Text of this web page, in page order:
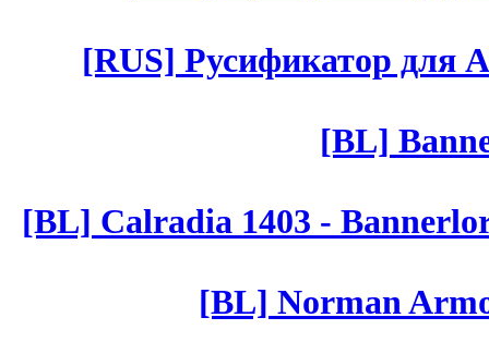
[RUS] Русификатор для
[BL]
[BL] Calradia 1403 -
[BL] Norman